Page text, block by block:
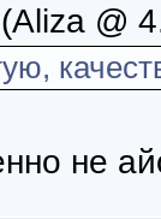
(Aliza @
не